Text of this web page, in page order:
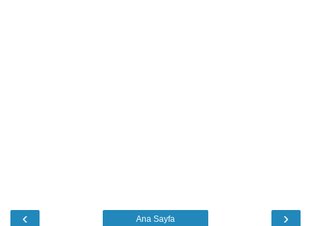
‹ ›
Ana Sayfa